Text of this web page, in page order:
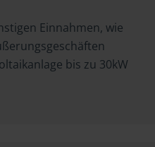
Einnahmen, wie
bis zu 30kW